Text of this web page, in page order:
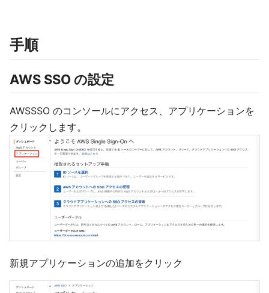
手順
AWS SSO の設定
AWSSSO のコンソールにアクセス、アプリケーションを
クリックします。
新規アプリケーションの追加をクリック